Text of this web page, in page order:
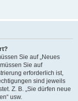
Sie auf „Neues
Sie auf
erforderlich ist,
sind jeweils
Z. B. „Sie dürfen neue
usw.